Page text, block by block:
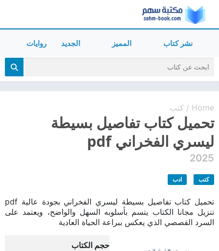
نشر كتاب المميز الجديد روايات
Home
/ كتب
تحميل كتاب تفاصيل بسيطة
ليسري الفخراني pdf
2025
كتب ادب
تحميل كتاب تفاصيل بسيطة ليسري الفخراني بجودة عالية pdf
تنزيل مجانا الكتاب يتسم بأسلوبه السهل والواضح، ويعتمد على
السرد القصصي الذي يعكس ببراعة الحياة العادية
حجم الكتاب